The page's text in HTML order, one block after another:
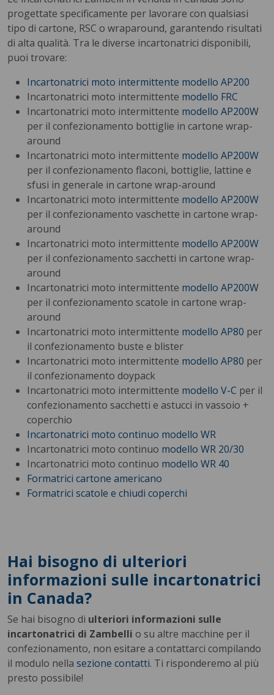
progettate specificamente per lavorare con qualsiasi
tipo di cartone, RSC o wraparound, garantendo risultati
di alta qualità. Tra le diverse incartonatrici disponibili,
puoi trovare:
Incartonatrici moto intermittente modello AP200
Incartonatrici moto intermittente modello FRC
Incartonatrici moto intermittente modello AP200W
per il confezionamento bottiglie in cartone wrap-
around
Incartonatrici moto intermittente modello AP200W
per il confezionamento flaconi, bottiglie, lattine e
sfusi in generale in cartone wrap-around
Incartonatrici moto intermittente modello AP200W
per il confezionamento vaschette in cartone wrap-
around
Incartonatrici moto intermittente modello AP200W
per il confezionamento sacchetti in cartone wrap-
around
Incartonatrici moto intermittente modello AP200W
per il confezionamento scatole in cartone wrap-
around
Incartonatrici moto intermittente modello AP80 per
il confezionamento buste e blister
Incartonatrici moto intermittente modello AP80 per
il confezionamento doypack
Incartonatrici moto intermittente modello V-C per il
confezionamento sacchetti e astucci in vassoio +
coperchio
Incartonatrici moto continuo modello WR
Incartonatrici moto continuo modello WR 20/30
Incartonatrici moto continuo modello WR 40
Formatrici cartone americano
Formatrici scatole e chiudi coperchi
Hai bisogno di ulteriori
informazioni sulle incartonatrici
in Canada?
Se hai bisogno di ulteriori informazioni sulle
incartonatrici di Zambelli o su altre macchine per il
confezionamento, non esitare a contattarci compilando
il modulo nella sezione contatti. Ti risponderemo al più
presto possibile!